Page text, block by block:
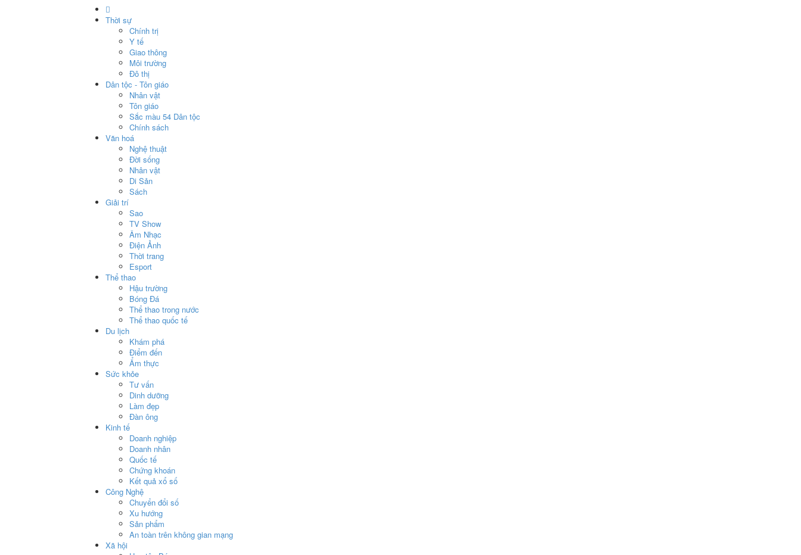
Thời sự
Chính trị
Y tế
Giao thông
Môi trường
Đô thị
Dân tộc - Tôn giáo
Nhân vật
Tôn giáo
Sắc màu 54 Dân tộc
Chính sách
Văn hoá
Nghệ thuật
Đời sống
Nhân vật
Di Sản
Sách
Giải trí
Sao
TV Show
Âm Nhạc
Điện Ảnh
Thời trang
Esport
Thể thao
Hậu trường
Bóng Đá
Thể thao trong nước
Thể thao quốc tế
Du lịch
Khám phá
Điểm đến
Ẩm thực
Sức khỏe
Tư vấn
Dinh dưỡng
Làm đẹp
Đàn ông
Kinh tế
Doanh nghiệp
Doanh nhân
Quốc tế
Chứng khoán
Kết quả xổ số
Công Nghệ
Chuyển đổi số
Xu hướng
Sản phẩm
An toàn trên không gian mạng
Xã hội